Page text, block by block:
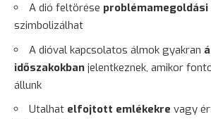
A dió feltörése
szimbolizálhat
A dióval kapcsolatos álmok gyakran
időszakokban jelentkeznek, amikor
állunk
Utalhat elfojtott emlékekre vagy